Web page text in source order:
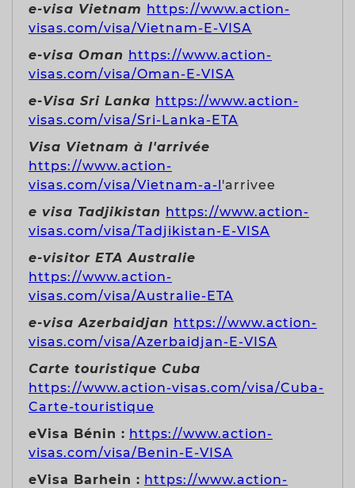
e-visa Vietnam https://www.action-
visas.com/visa/Vietnam-E-VISA
e-visa Oman https://www.action-
visas.com/visa/Oman-E-VISA
e-Visa Sri Lanka https://www.action-
visas.com/visa/Sri-Lanka-ETA
Visa Vietnam à l'arrivée
https://www.action-
visas.com/visa/Vietnam-a-l'arrivee
e visa Tadjikistan https://www.action-
visas.com/visa/Tadjikistan-E-VISA
e-visitor ETA Australie
https://www.action-
visas.com/visa/Australie-ETA
e-visa Azerbaidjan https://www.action-
visas.com/visa/Azerbaidjan-E-VISA
Carte touristique Cuba
https://www.action-visas.com/visa/Cuba-
Carte-touristique
eVisa Bénin : https://www.action-
visas.com/visa/Benin-E-VISA
eVisa Barhein : https://www.action-